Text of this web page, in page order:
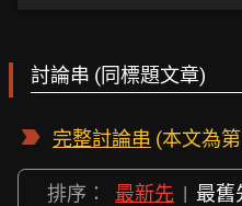
討論串 (同標題文章)
完整討論串 (本文為第
排序： 最新先 | 最舊